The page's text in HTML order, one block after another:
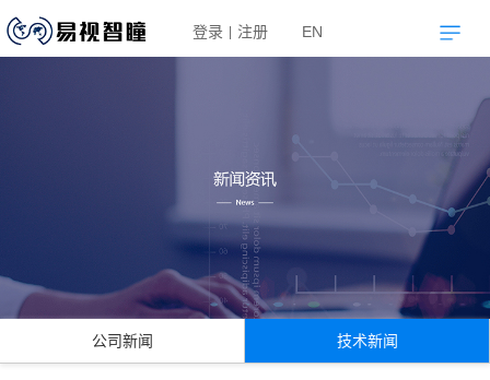
登录 注册 EN
公司新闻 技术新闻